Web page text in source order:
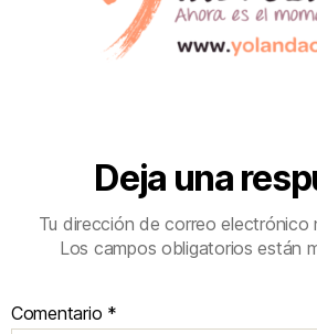
Deja una
Tu dirección de correo electrónico
Los campos obligatorios están
Comentario *